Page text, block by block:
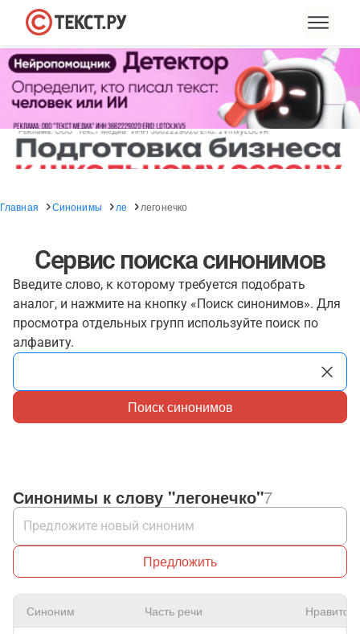
Главная Синонимы ле легонечко
Сервис поиска синонимов
Введите слово, к которому требуется подобрать
аналог, и нажмите на кнопку «Поиск синонимов». Для
просмотра отдельных групп используйте поиск по
алфавиту.
Поиск синонимов
Синонимы к слову "легонечко"7
Предложить
Синоним Часть речи Нравится